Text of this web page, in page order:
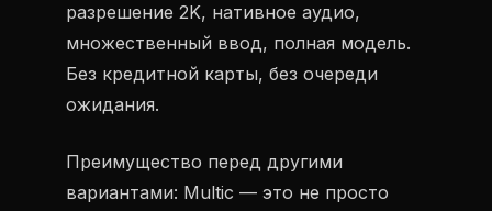
разрешение 2K, нативное аудио,
множественный ввод, полная модель.
Без кредитной карты, без очереди
ожидания.
Преимущество перед другими
вариантами: Multic — это не просто